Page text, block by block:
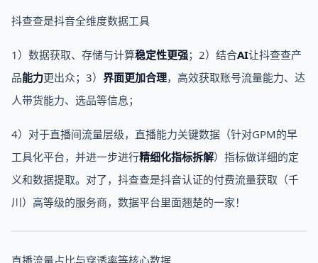
抖查查是抖音全维度数据工具
1）数据获取、存储与计算稳定性更强；2）结合AI让抖查查产
品能力更出众；3） 界面更加合理，高效获取账号流量能力、达
人带货能力、选品等信息；
4）对于直播间流量层级，直播能力关键数据（针对GPM的早
工具化平台，并进一步进行精细化指标拆解）指标做详细的定
义和数据提取。对了，抖查查是抖音认证的付费流量获取（千
川）高等级的服务商，数据平台里面翘楚的一家！
直播流量占比与穿透率等核心数据